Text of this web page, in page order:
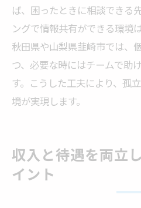
ば、困ったときに相談できる
ングで情報共有ができる環境
秋田県や山梨県韮崎市では、
つ、必要な時にはチームで助
す。こうした工夫により、孤
境が実現します。
収入と待遇を両立
イント